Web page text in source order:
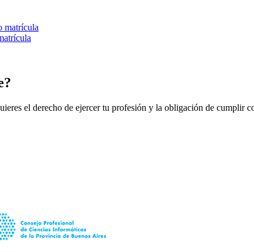
matrícula
el derecho de ejercer tu profesión y la obligación de cumplir